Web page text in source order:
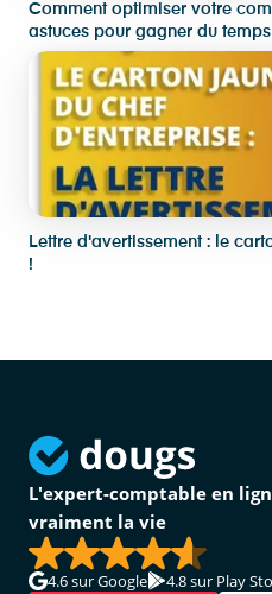
Comment optimiser votre
astuces pour gagner du temps
Lettre d'avertissement : le
!
L'expert-comptable en
vraiment la vie
4.6sur Google 4.8sur Play